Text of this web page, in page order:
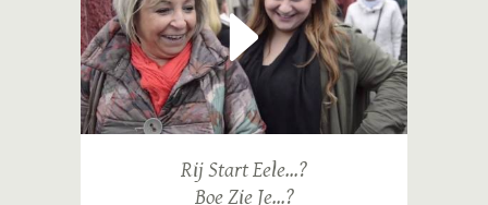
Rij Start Eele...?
Boe Zie Je...?